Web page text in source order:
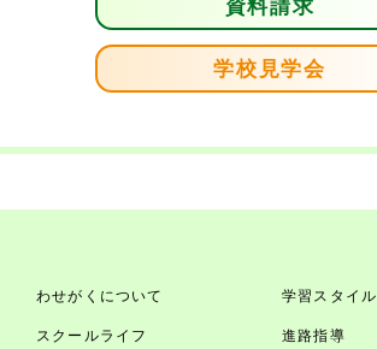
資料請求
学校見学会
わせがくについて 学習スタイル
スクールライフ 進路指導